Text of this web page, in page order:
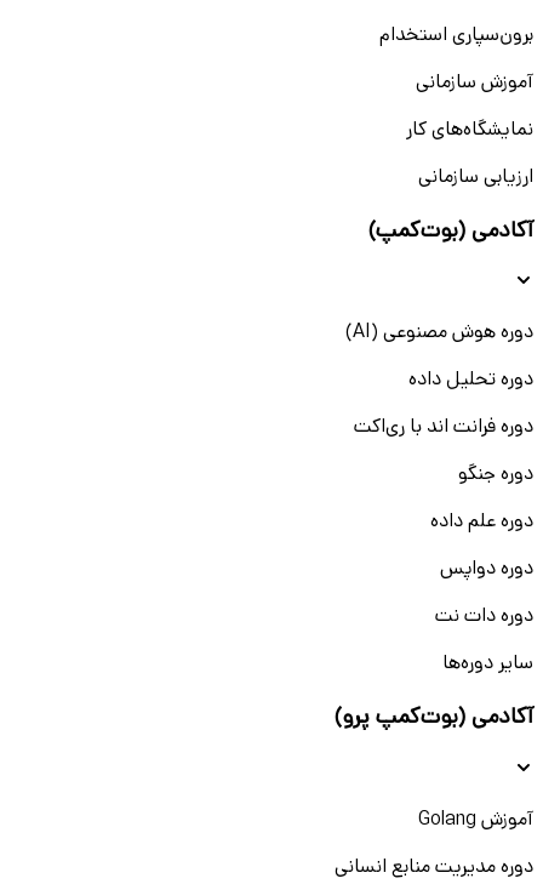
برون‌سپاری استخدام
آموزش سازمانی
نمایشگاه‌های کار
ارزیابی سازمانی
آکادمی (بوت‌کمپ)
دوره هوش مصنوعی (AI)
دوره تحلیل داده
دوره فرانت اند با ری‌اکت
دوره جنگو
دوره علم داده
دوره دواپس
دوره دات نت
سایر دوره‌ها
آکادمی (بوت‌کمپ پرو)
آموزش Golang
دوره مدیریت منابع انسانی